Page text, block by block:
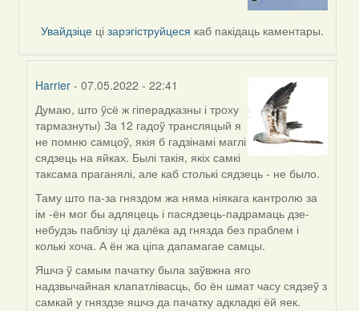
Harrier
Увайдзіце цізарэгіструйцеся каб пакідаць каментары.
Harrier - 07.05.2022 - 22:41
In
reply
to
by
Lighty
Думаю, што ўсё ж гіперадказны і троху
тармазнуты) За 12 гадоў трансляцый я
не помню самцоў, якія б гадзінамі маглі
сядзець на яйках. Былі такія, якіх самкі
таксама праганялі, але каб столькі сядзець - не было.
Таму што па-за гняздом жа няма ніякага кантролю за
ім -ён мог бы адляцець і пасядзець-падрамаць дзе-
небудзь паблізу ці далёка ад гнязда без праблем і
колькі хоча. А ён жа ціпа дапамагае самцы.
Яшчэ ў самым пачатку была заўвжна яго
надзвычайная клапатлівасць, бо ён шмат часу сядзеў з
самкай у гняздзе яшчэ да пачатку адкладкі ёй яек.